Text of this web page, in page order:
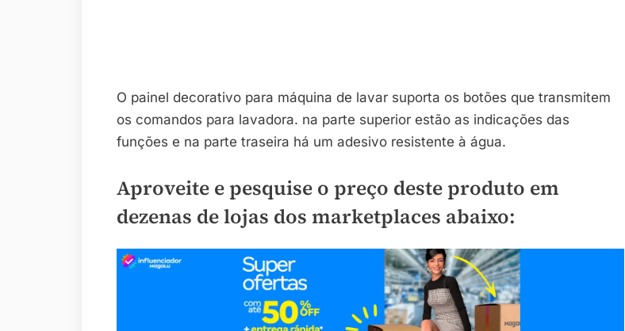
O painel decorativo para máquina de lavar suporta os botões que transmitem
os comandos para lavadora. na parte superior estão as indicações das
funções e na parte traseira há um adesivo resistente à água.
Aproveite e pesquise o preço deste produto em
dezenas de lojas dos marketplaces abaixo: